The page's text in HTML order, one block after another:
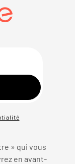
» qui vous
en avant-